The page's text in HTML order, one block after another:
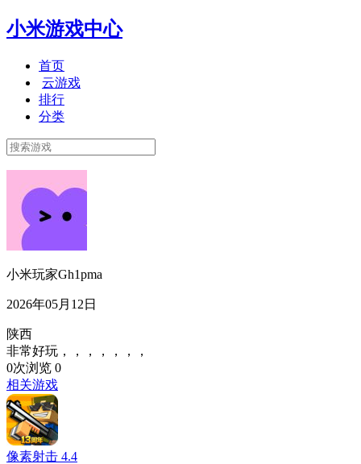
小米游戏中心
首页
云游戏
排行
分类
小米玩家Gh1pma
2026年05月12日
陕西
非常好玩，，，，，，，
0次浏览 0
相关游戏
像素射击 4.4